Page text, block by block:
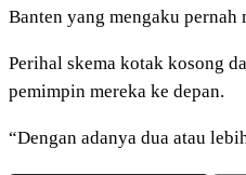
Banten yang mengaku
Perihal skema kotak kosong
pemimpin mereka ke depan.
“Dengan adanya dua atau